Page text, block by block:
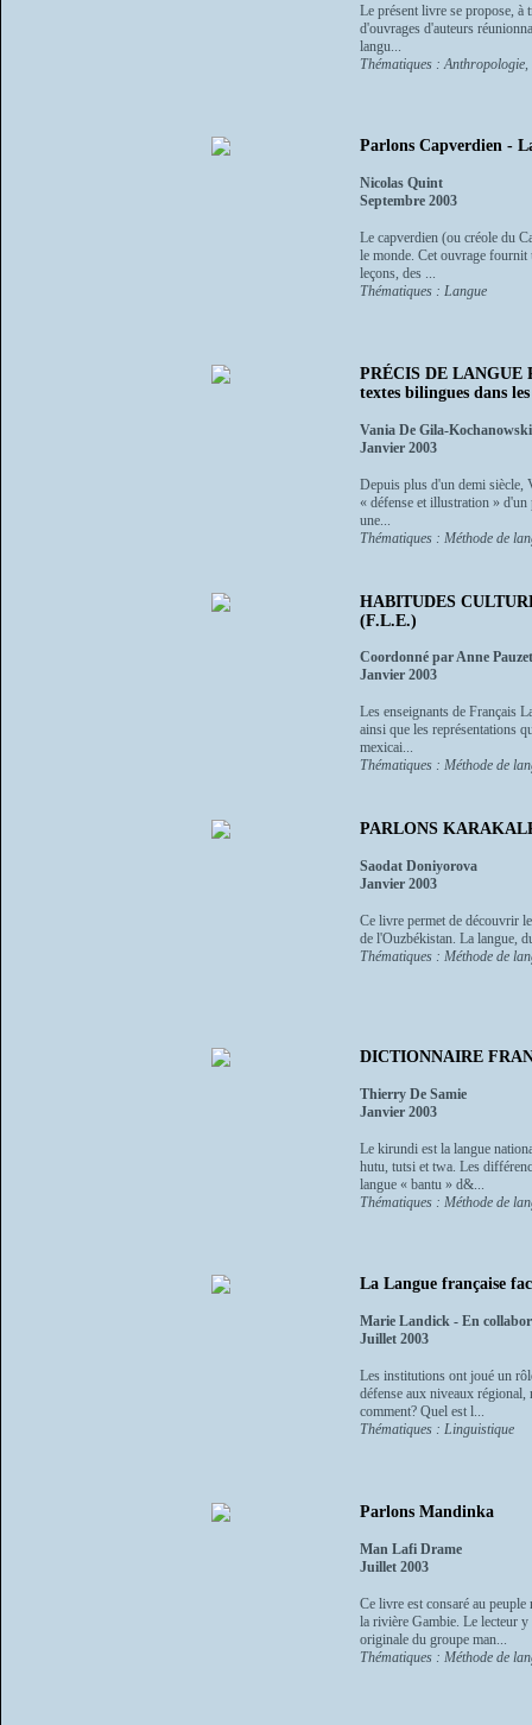
Le présent livre se propose, à
d'ouvrages d'auteurs
langu...
Thématiques :
Parlons Capverdien -
Nicolas Quint
Septembre 2003
Le capverdien (ou créole du
le monde. Cet ouvrage
leçons, des ...
Thématiques : Langue
PRÉCIS DE LANGUE
textes bilingues dans
Vania De Gila-Kochanowski
Janvier 2003
Depuis plus d'un demi siècle,
« défense et illustration » d'un
une...
Thématiques : Méthode de
HABITUDES
(F.L.E.)
Coordonné par Anne Pauzet
Janvier 2003
Les enseignants de Français
ainsi que les représentations
mexicai...
Thématiques : Méthode de
PARLONS
Saodat Doniyorova
Janvier 2003
Ce livre permet de découvrir
de l'Ouzbékistan. La langue,
Thématiques : Méthode de
DICTIONNAIRE
Thierry De Samie
Janvier 2003
Le kirundi est la langue
hutu, tutsi et twa. Les
langue « bantu » d&...
Thématiques : Méthode de
La Langue française
Marie Landick - En
Juillet 2003
Les institutions ont joué un
défense aux niveaux
comment? Quel est l...
Thématiques : Linguistique
Parlons Mandinka
Man Lafi Drame
Juillet 2003
Ce livre est consaré au
la rivière Gambie. Le lecteur
originale du groupe man...
Thématiques : Méthode de